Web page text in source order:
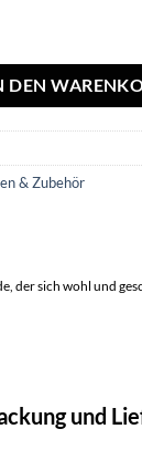
DEN
& Zubehör
der sich wohl und
und